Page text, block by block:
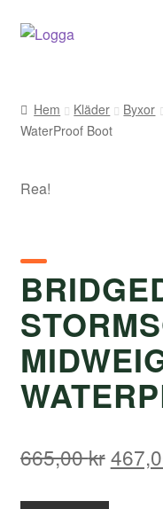
Hoppa
Hoppa
Kontakt
Om Arukimasu
Väljare
Hem Kläder Byxor
WaterProof Boot
Rea!
665,00krDet